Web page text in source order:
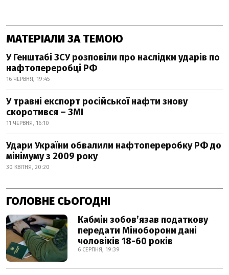
МАТЕРІАЛИ ЗА ТЕМОЮ
У Генштабі ЗСУ розповіли про наслідки ударів по
нафтопереробці РФ
16 ЧЕРВНЯ, 19:45
У травні експорт російської нафти знову
скоротився – ЗМІ
11 ЧЕРВНЯ, 16:10
Удари України обвалили нафтопереробку РФ до
мінімуму з 2009 року
30 КВІТНЯ, 20:20
ГОЛОВНЕ СЬОГОДНІ
Кабмін зобовʼязав податкову
передати Міноборони дані
чоловіків 18-60 років
6 СЕРПНЯ, 19:39